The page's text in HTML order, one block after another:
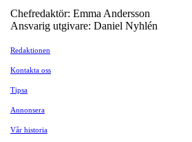
Chefredaktör: Emma Andersson
Ansvarig utgivare: Daniel Nyhlén
Redaktionen
Kontakta oss
Tipsa
Annonsera
Vår historia